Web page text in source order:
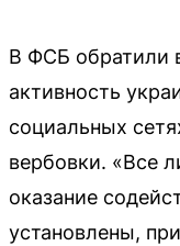
В ФСБ обратили
активность
социальных
вербовки. «Все
оказание
установлены,